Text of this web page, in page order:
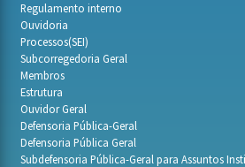
Regulamento interno
Ouvidoria
Processos(SEI)
Subcorregedoria Geral
Membros
Estrutura
Ouvidor Geral
Defensoria Pública-Geral
Defensoria Pública Geral
Subdefensoria Pública-Geral para Assuntos